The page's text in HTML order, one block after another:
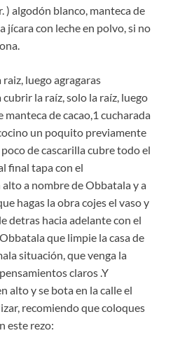
algodón blanco, manteca de
jícara con leche en polvo, si no
raiz, luego agragaras
la raíz, solo la raíz, luego
manteca de cacao,1 cucharada
un poquito previamente
de cascarilla cubre todo el
final tapa con el
a nombre de Obbatala y a
hagas la obra cojes el vaso y
detras hacia adelante con el
que limpie la casa de
situación, que venga la
claros .Y
alto y se bota en la calle el
recomiendo que coloques
este rezo: